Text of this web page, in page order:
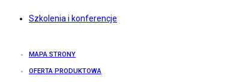
Szkolenia i konferencje
MAPA STRONY
OFERTA PRODUKTOWA